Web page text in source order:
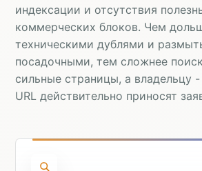
индексации и отсутствия
коммерческих блоков. Чем
техническими дублями и
посадочными, тем сложнее
сильные страницы, а владельцу -
URL действительно приносят